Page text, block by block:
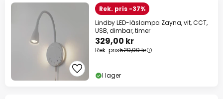
Rek. pris -37%
Lindby LED-läslampa Zayna, vit, CCT,
USB, dimbar, timer
329,00 kr
Rek. pris529,00 kr
I lager